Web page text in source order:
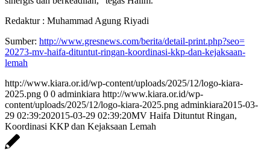
Redaktur : Muhammad Agung Riyadi
Sumber: http://www.gresnews.com/berita/detail-print.php?seo=
20273-mv-haifa-dituntut-ringan-koordinasi-kkp-dan-kejaksaan-
lemah
http://www.kiara.or.id/wp-content/uploads/2025/12/logo-kiara-
2025.png 0 0 adminkiara http://www.kiara.or.id/wp-
content/uploads/2025/12/logo-kiara-2025.png adminkiara2015-03-
29 02:39:202015-03-29 02:39:20MV Haifa Dituntut Ringan,
Koordinasi KKP dan Kejaksaan Lemah